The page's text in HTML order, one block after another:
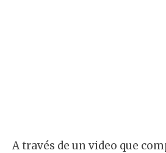
A través de un video que